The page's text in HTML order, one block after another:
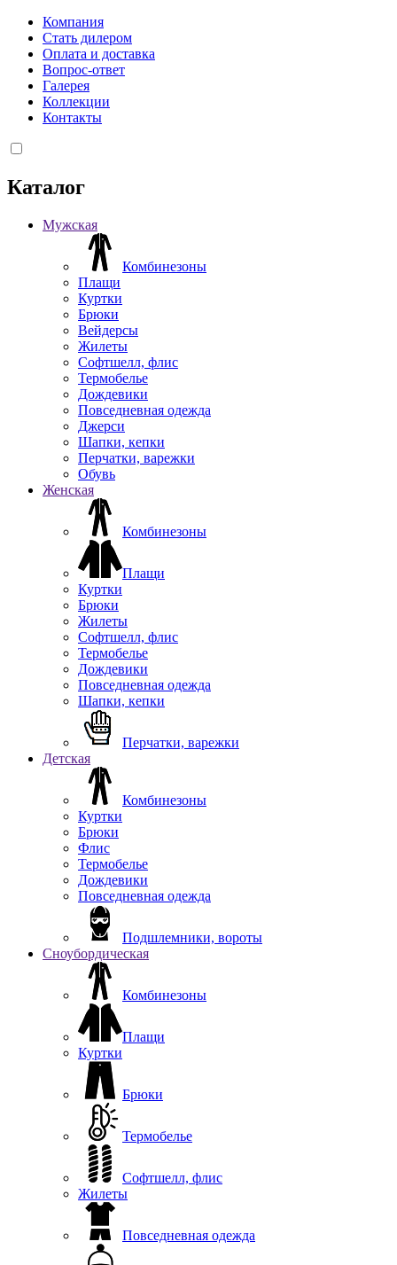
Компания
Стать дилером
Оплата и доставка
Вопрос-ответ
Галерея
Коллекции
Контакты
Каталог
Мужская
Комбинезоны
Плащи
Куртки
Брюки
Вейдерсы
Жилеты
Софтшелл, флис
Термобелье
Дождевики
Повседневная одежда
Джерси
Шапки, кепки
Перчатки, варежки
Обувь
Женская
Комбинезоны
Плащи
Куртки
Брюки
Жилеты
Софтшелл, флис
Термобелье
Дождевики
Повседневная одежда
Шапки, кепки
Перчатки, варежки
Детская
Комбинезоны
Куртки
Брюки
Флис
Термобелье
Дождевики
Повседневная одежда
Подшлемники, вороты
Сноубордическая
Комбинезоны
Плащи
Куртки
Брюки
Термобелье
Софтшелл, флис
Жилеты
Повседневная одежда